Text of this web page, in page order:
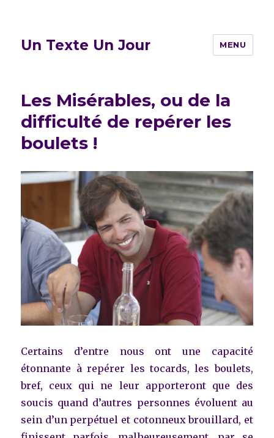
Un Texte Un Jour MENU
Les Misérables, ou de la
difficulté de repérer les
boulets !
Certains d’entre nous ont une capacité
étonnante à repérer les tocards, les boulets,
bref, ceux qui ne leur apporteront que des
soucis quand d’autres personnes évoluent au
sein d’un perpétuel et cotonneux brouillard, et